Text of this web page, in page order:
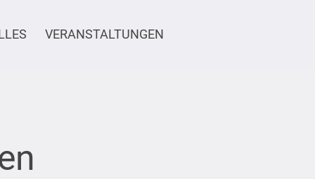
VERANSTALTUNGEN